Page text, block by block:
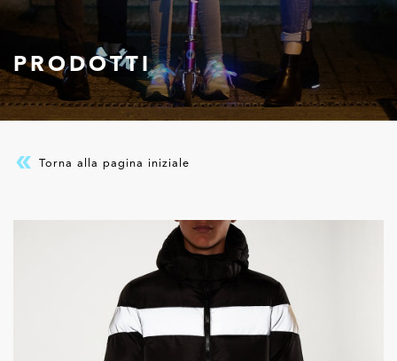
PRODOTTI
Torna alla pagina iniziale